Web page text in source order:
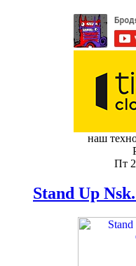
наш
Пт
Stand Up